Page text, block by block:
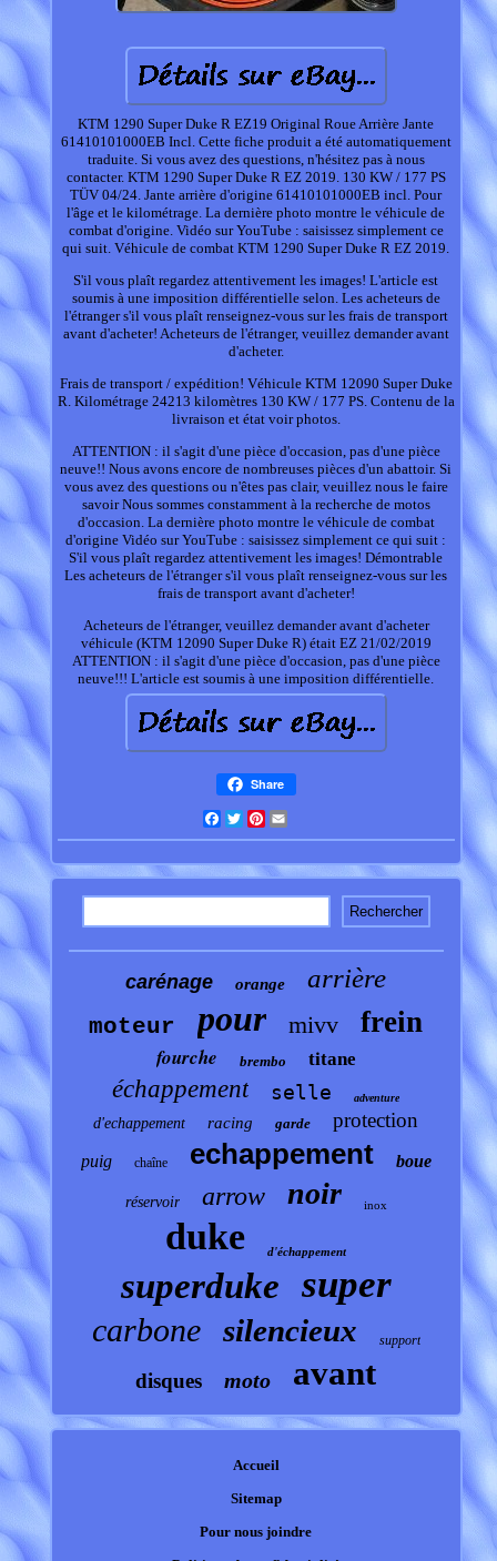
KTM 1290 Super Duke R EZ19 Original Roue Arrière Jante
61410101000EB Incl. Cette fiche produit a été automatiquement
traduite. Si vous avez des questions, n'hésitez pas à nous
contacter. KTM 1290 Super Duke R EZ 2019. 130 KW / 177 PS
TÜV 04/24. Jante arrière d'origine 61410101000EB incl. Pour
l'âge et le kilométrage. La dernière photo montre le véhicule de
combat d'origine. Vidéo sur YouTube : saisissez simplement ce
qui suit. Véhicule de combat KTM 1290 Super Duke R EZ 2019.
S'il vous plaît regardez attentivement les images! L'article est
soumis à une imposition différentielle selon. Les acheteurs de
l'étranger s'il vous plaît renseignez-vous sur les frais de transport
avant d'acheter! Acheteurs de l'étranger, veuillez demander avant
d'acheter.
Frais de transport / expédition! Véhicule KTM 12090 Super Duke
R. Kilométrage 24213 kilomètres 130 KW / 177 PS. Contenu de la
livraison et état voir photos.
ATTENTION : il s'agit d'une pièce d'occasion, pas d'une pièce
neuve!! Nous avons encore de nombreuses pièces d'un abattoir. Si
vous avez des questions ou n'êtes pas clair, veuillez nous le faire
savoir Nous sommes constamment à la recherche de motos
d'occasion. La dernière photo montre le véhicule de combat
d'origine Vidéo sur YouTube : saisissez simplement ce qui suit :
S'il vous plaît regardez attentivement les images! Démontrable
Les acheteurs de l'étranger s'il vous plaît renseignez-vous sur les
frais de transport avant d'acheter!
Acheteurs de l'étranger, veuillez demander avant d'acheter
véhicule (KTM 12090 Super Duke R) était EZ 21/02/2019
ATTENTION : il s'agit d'une pièce d'occasion, pas d'une pièce
neuve!!! L'article est soumis à une imposition différentielle.
Share
Facebook
TwitterPinterest
carénage orange arrière
moteur pour mivv frein
fourche brembo titane
échappement selle adventure
d'echappement racing garde protection
puig chaîne echappement boue
réservoir arrow noir inox
duke d'échappement
superduke super
carbone silencieux support
disques moto avant
Accueil
Sitemap
Pour nous joindre